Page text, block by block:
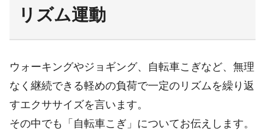
リズム運動
ウォーキングやジョギング、自転車こぎなど、無理
なく継続できる軽めの負荷で一定のリズムを繰り返
すエクササイズを言います。
その中でも「自転車こぎ」についてお伝えします。